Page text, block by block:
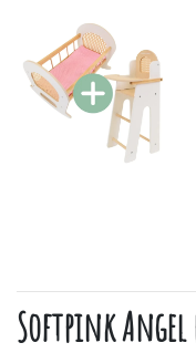
Softpink Angel